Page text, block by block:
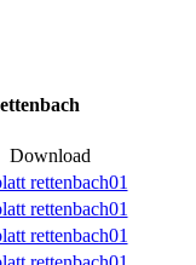
Download